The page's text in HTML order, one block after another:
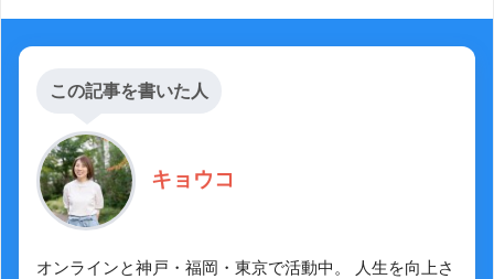
この記事を書いた人
キョウコ
オンラインと神戸・福岡・東京で活動中。 人生を向上さ